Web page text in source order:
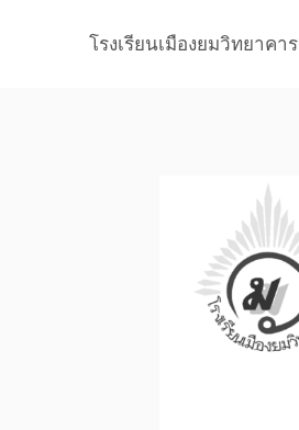
โรงเรียนเมืองยมวิทยาคาร